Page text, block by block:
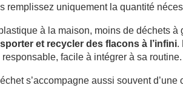
remplissez uniquement la quantité
à la maison, moins de déchets à
et recycler des flacons à l’infini.
facile à intégrer à sa routine.
s’accompagne aussi souvent